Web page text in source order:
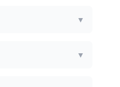
▼
▼